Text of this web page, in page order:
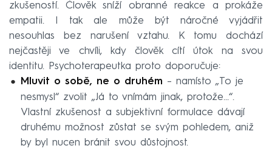
zkušeností. Člověk sníží obranné reakce a prokáže
empatii. I tak ale může být náročné vyjádřit
nesouhlas bez narušení vztahu. K tomu dochází
nejčastěji ve chvíli, kdy člověk cítí útok na svou
identitu. Psychoterapeutka proto doporučuje:
Mluvit o sobě, ne o druhém – namísto „To je
nesmysl“ zvolit „Já to vnímám jinak, protože…“.
Vlastní zkušenost a subjektivní formulace dávají
druhému možnost zůstat se svým pohledem, aniž
by byl nucen bránit svou důstojnost.